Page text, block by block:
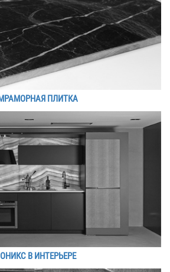
ПЛИТКА
ОНИКС В ИНТЕРЬЕРЕ